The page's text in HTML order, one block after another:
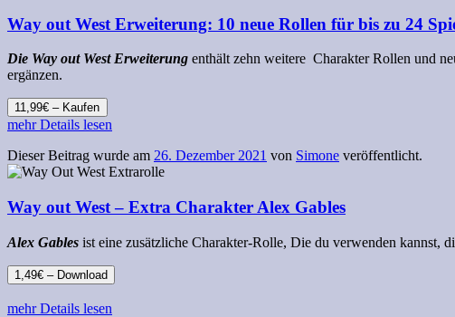
Way out West Erweiterung: 10 neue Rollen für bis zu 24
Die Way out West Erweiterung enthält zehn weitere Charakter Rollen und
ergänzen.
11,99€ – Kaufen
mehr Details lesen
Dieser Beitrag wurde am 26. Dezember 2021 von Simone veröffentlicht.
Way out West – Extra Charakter Alex Gables
Alex Gables ist eine zusätzliche Charakter-Rolle, Die du verwenden kannst,
1,49€ – Download
mehr Details lesen